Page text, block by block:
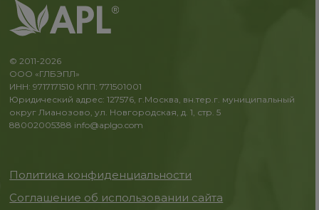
© 2011-2026
ООО «ГЛБЭПЛ»
ИНН: 9717171510 КПП: 771501001
Юридический адрес: 127576, г.Москва, вн.тер.г. муниципальный
округ Лианозово, ул. Новгородская, д. 1, стр. 5
88002005388 info@aplgo.com
Политика конфиденциальности
Соглашение об использовании сайта